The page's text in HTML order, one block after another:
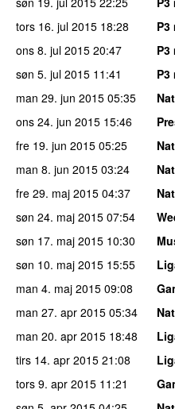
tors 16. jul 2015 18:28
P3
ons 8. jul 2015 20:47
P3
søn 5. jul 2015 11:41
P3
man 29. jun 2015 05:35
ons 24. jun 2015 15:46
fre 19. jun 2015 05:25
man 8. jun 2015 03:24
fre 29. maj 2015 04:37
søn 24. maj 2015 07:54
søn 17. maj 2015 10:30
søn 10. maj 2015 15:55
man 4. maj 2015 09:08
man 27. apr 2015 05:34
man 20. apr 2015 18:48
tirs 14. apr 2015 21:08
tors 9. apr 2015 11:21